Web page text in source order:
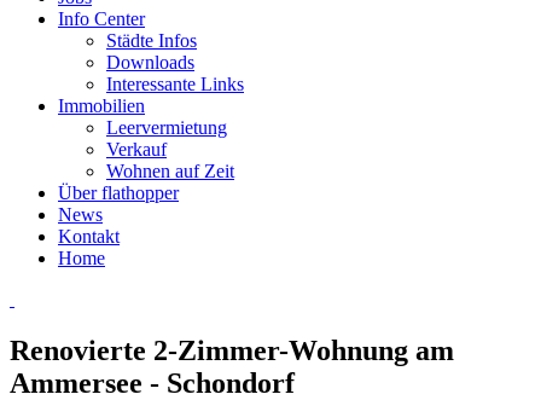
Info Center
Städte Infos
Downloads
Interessante Links
Immobilien
Leervermietung
Verkauf
Wohnen auf Zeit
Über flathopper
News
Kontakt
Home
Renovierte 2-Zimmer-Wohnung am
Ammersee - Schondorf